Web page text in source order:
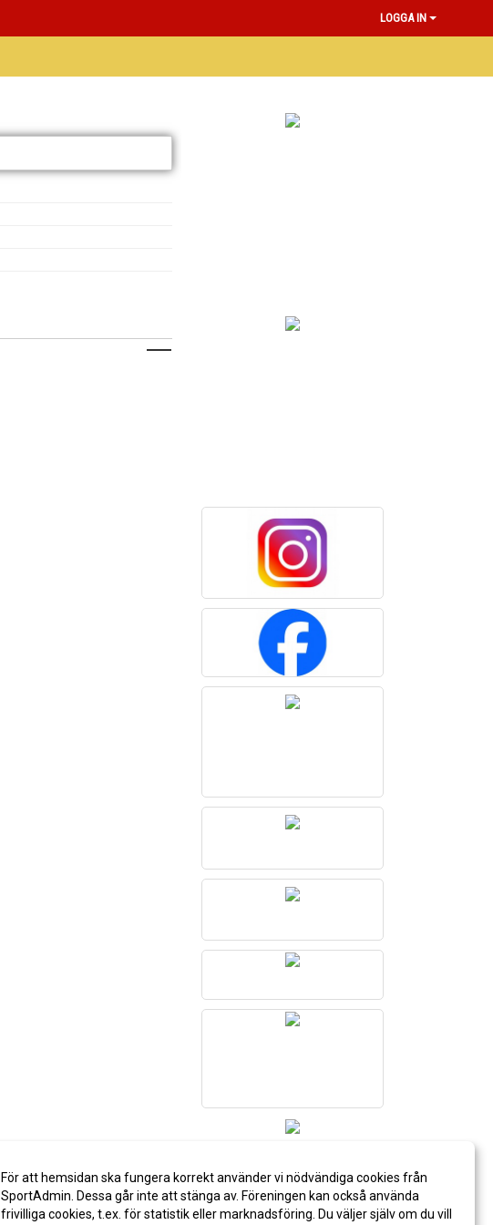
LOGGA IN
För att hemsidan ska fungera korrekt använder vi nödvändiga cookies från
SportAdmin. Dessa går inte att stänga av. Föreningen kan också använda
frivilliga cookies, t.ex. för statistik eller marknadsföring. Du väljer själv om du vill